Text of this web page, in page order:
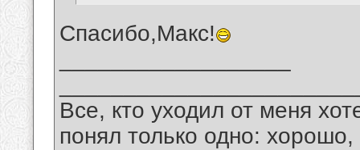
Спасибо,Макс!
Все, кто уходил от меня
понял только одно: